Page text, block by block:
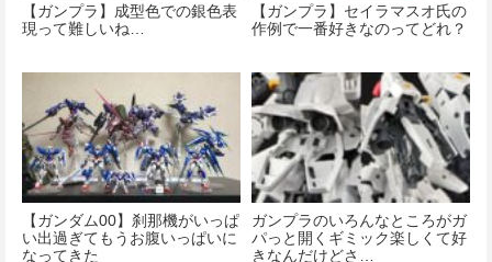
【ガンプラ】成型色での銀色表
現って難しいね…
【ガンプラ】セイラマスオ氏の
作例で一番好きなのってどれ？
【ガンダム00】刹那機がいっぱ
い出過ぎてもうお腹いっぱいに
なってきた
ガンプラのいろんなところがガ
パっと開くギミック楽しくて好
きなんだけどさ…